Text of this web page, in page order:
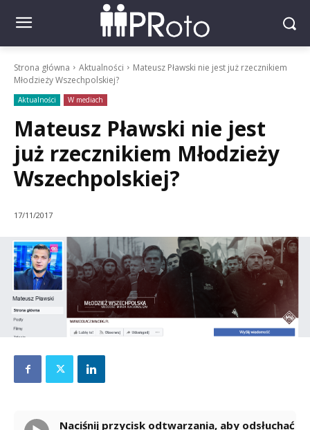
Strona główna Aktualności
Mateusz Pławski nie jest już rzecznikiem
Młodzieży Wszechpolskiej?
Aktualności W mediach
Mateusz Pławski nie jest
już rzecznikiem Młodzieży
Wszechpolskiej?
17/11/2017
Naciśnij przycisk odtwarzania, aby odsłuchać